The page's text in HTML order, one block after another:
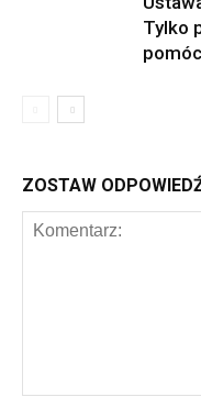
Tylko
ZOSTAW